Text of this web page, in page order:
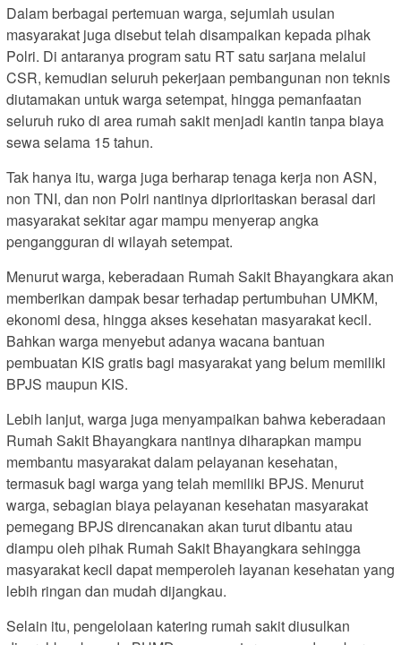
Dalam berbagai pertemuan warga, sejumlah usulan
masyarakat juga disebut telah disampaikan kepada pihak
Polri. Di antaranya program satu RT satu sarjana melalui
CSR, kemudian seluruh pekerjaan pembangunan non teknis
diutamakan untuk warga setempat, hingga pemanfaatan
seluruh ruko di area rumah sakit menjadi kantin tanpa biaya
sewa selama 15 tahun.
Tak hanya itu, warga juga berharap tenaga kerja non ASN,
non TNI, dan non Polri nantinya diprioritaskan berasal dari
masyarakat sekitar agar mampu menyerap angka
pengangguran di wilayah setempat.
Menurut warga, keberadaan Rumah Sakit Bhayangkara akan
memberikan dampak besar terhadap pertumbuhan UMKM,
ekonomi desa, hingga akses kesehatan masyarakat kecil.
Bahkan warga menyebut adanya wacana bantuan
pembuatan KIS gratis bagi masyarakat yang belum memiliki
BPJS maupun KIS.
Lebih lanjut, warga juga menyampaikan bahwa keberadaan
Rumah Sakit Bhayangkara nantinya diharapkan mampu
membantu masyarakat dalam pelayanan kesehatan,
termasuk bagi warga yang telah memiliki BPJS. Menurut
warga, sebagian biaya pelayanan kesehatan masyarakat
pemegang BPJS direncanakan akan turut dibantu atau
diampu oleh pihak Rumah Sakit Bhayangkara sehingga
masyarakat kecil dapat memperoleh layanan kesehatan yang
lebih ringan dan mudah dijangkau.
Selain itu, pengelolaan katering rumah sakit diusulkan